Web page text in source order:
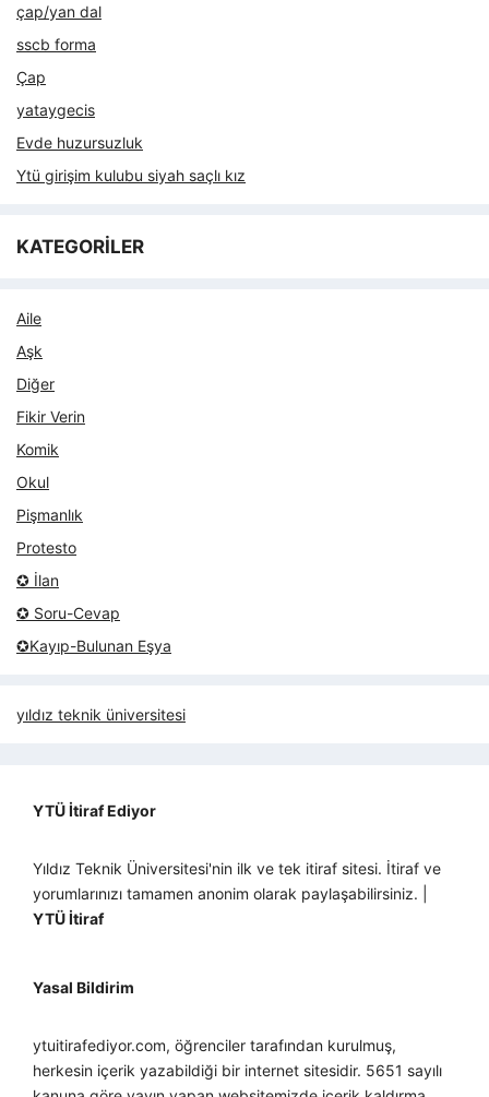
çap/yan dal
sscb forma
Çap
yataygecis
Evde huzursuzluk
Ytü girişim kulubu siyah saçlı kız
KATEGORİLER
Aile
Aşk
Diğer
Fikir Verin
Komik
Okul
Pişmanlık
Protesto
✪ İlan
✪ Soru-Cevap
✪Kayıp-Bulunan Eşya
yıldız teknik üniversitesi
YTÜ İtiraf Ediyor
Yıldız Teknik Üniversitesi'nin ilk ve tek itiraf sitesi. İtiraf ve
yorumlarınızı tamamen anonim olarak paylaşabilirsiniz. |
YTÜ İtiraf
Yasal Bildirim
ytuitirafediyor.com, öğrenciler tarafından kurulmuş,
herkesin içerik yazabildiği bir internet sitesidir. 5651 sayılı